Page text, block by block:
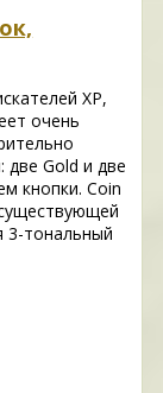
XP,
очень
Gold и две
кнопки. Coin
3-тональный